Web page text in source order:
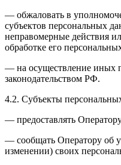
— обжаловать в
субъектов персональных
неправомерные действия
обработке его
— на осуществление иных
законодательством РФ.
4.2. Субъекты
— предоставлять
— сообщать Оператору об
изменении) своих